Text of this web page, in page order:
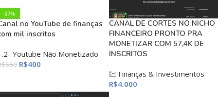
-27%
no YouTube de finanças
mil inscritos
Youtube Não Monetizado
550 R$400
CANAL DE CORTES NO NICHO
FINANCEIRO PRONTO PRA
MONETIZAR COM 57,4K DE
INSCRITOS
💹 Finanças & Investimentos
R$4.000